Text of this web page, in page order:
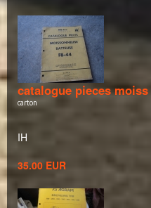
catalogue pieces
carton
IH
35.00 EUR